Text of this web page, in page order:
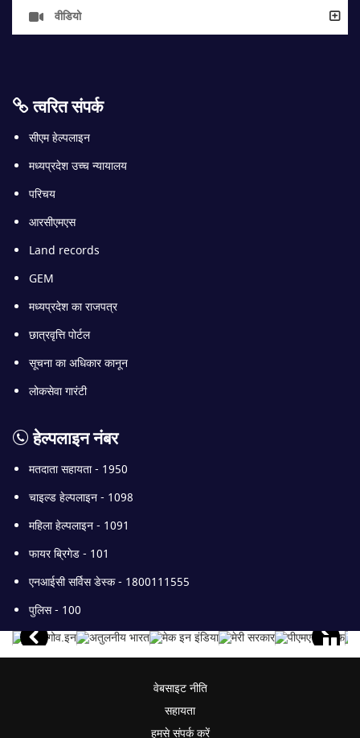
वीडियो
त्वरित संपर्क
सीएम हेल्पलाइन
मध्यप्रदेश उच्च न्यायालय
परिचय
आरसीएमएस
Land records
GEM
मध्यप्रदेश का राजपत्र
छात्रवृत्ति पोर्टल
सूचना का अधिकार कानून
लोकसेवा गारंटी
हेल्पलाइन नंबर
मतदाता सहायता - 1950
चाइल्ड हेल्पलाइन - 1098
महिला हेल्पलाइन - 1091
फायर ब्रिगेड - 101
एनआईसी सर्विस डेस्क - 1800111555
पुलिस - 100
वेबसाइट नीति
सहायता
हमसे संपर्क करें